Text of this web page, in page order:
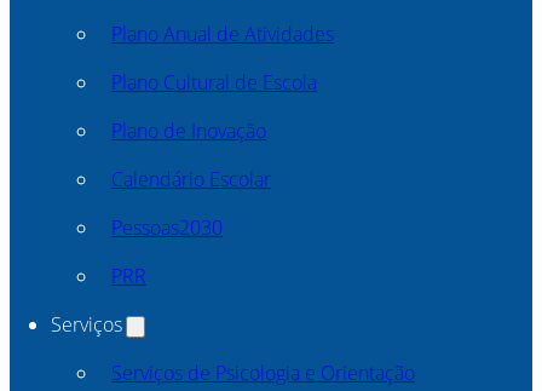
Plano Anual de Atividades
Plano Cultural de Escola
Plano de Inovação
Calendário Escolar
Pessoas2030
PRR
Serviços
Serviços de Psicologia e Orientação